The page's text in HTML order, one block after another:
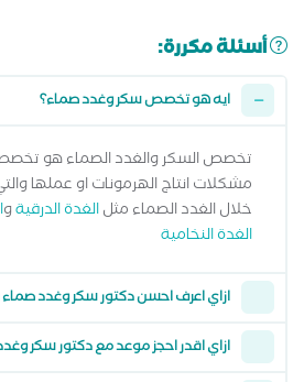
أسئلة مكررة:
ايه هو تخصص سكر وغدد صماء؟
تخصص السكر والغدد الصماء هو
مشكلات انتاج الهرمونات او عملها
خلال الغدد الصماء مثلالغدة الدرقيةو
الغدة النخامية
ازاي اعرف احسن دكتور سكر وغدد صماء
ازاي اقدر احجز موعد مع دكتور سكر